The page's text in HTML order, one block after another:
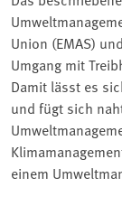
Union (EMAS)
Umgang mit
Damit lässt es
und fügt sich
einem